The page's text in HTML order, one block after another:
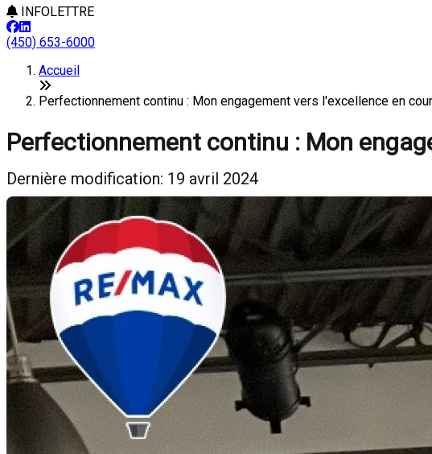
INFOLETTRE
(450) 653-6000
Accueil
Perfectionnement continu : Mon engagement vers l'excellence en
Perfectionnement continu : Mon
Dernière modification: 19 avril 2024